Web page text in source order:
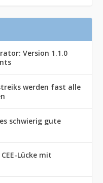
Version 1.1.0
werden fast alle
schwierig gute
Lücke mit